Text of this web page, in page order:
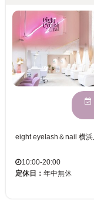
10:00-20:00
定休日： 年中無休